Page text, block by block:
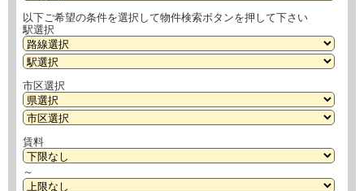
以下ご希望の条件を選択して物件検索ボタンを押して下さい
駅選択
市区選択
賃料
～